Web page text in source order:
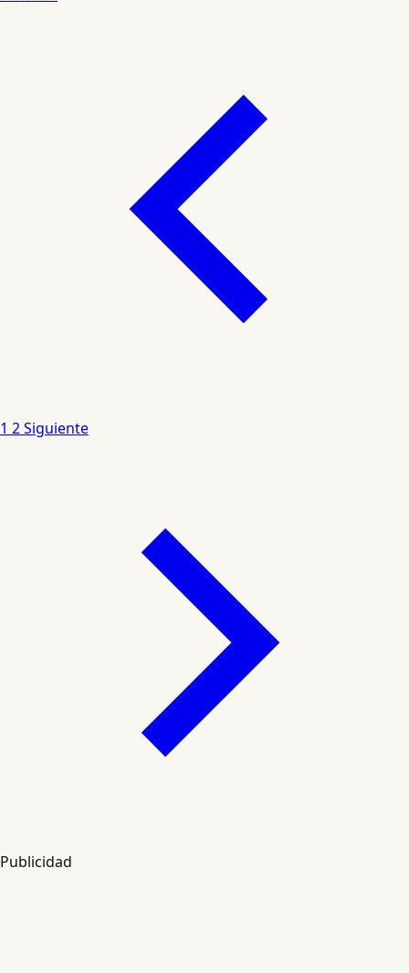
1 2Siguiente
Publicidad